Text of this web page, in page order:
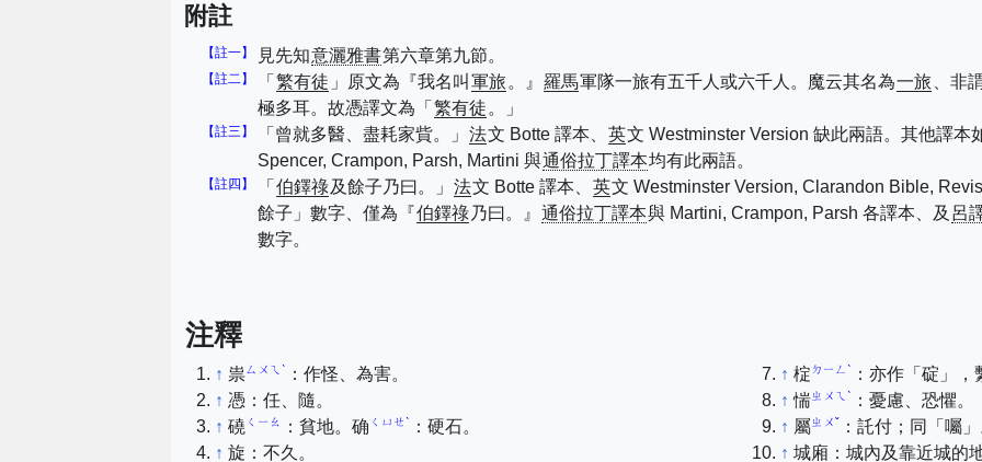
附註
【註一】 見先知意灑雅書第六章第九節。
【註二】 「 繁有徒 」原文為『我名叫 軍旅 。』 羅馬軍隊一旅有五千人或六千人。魔云其名為一旅
、非
極多耳。故憑譯文為「 繁有徒 。」
【註三】 「曾就多醫、盡耗家貲。」 法文 Botte 譯本、 英文 Westminster Version 缺此兩語。其他譯
Spencer, Crampon, Parsh, Martini 與通俗拉丁譯本均有此兩語。
【註四】 「 伯鐸祿及餘子乃曰。」 法文 Botte 譯本、 英文 Westminster Version, Clarandon Bible,
餘子」數字、僅為『伯鐸祿乃曰。』 通俗拉丁譯本與 Martini, Crampon, Parsh 各譯本、及 呂
數字。
注釋
↑ 祟ㄙㄨㄟˋ
：作怪、為害。
↑ 憑：任、隨。
↑ 磽 ㄑㄧㄠ ：貧地。确 ㄑㄩㄝˋ
：硬石。
↑ 旋：不久。
↑ 椗 ㄉㄧㄥˋ
：亦作「碇」
↑ 惴ㄓㄨㄟˋ
：憂慮、恐懼。
↑ 屬ㄓㄨˇ ：託付；同「囑
↑ 城廂：城內及靠近城的